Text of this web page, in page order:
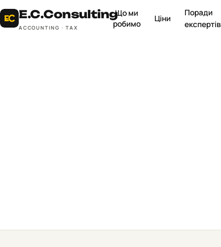
E.C.Consulting
ACCOUNTING · TAX
Що ми
робимо
Ціни
Поради
експертів